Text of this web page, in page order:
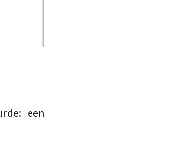
een